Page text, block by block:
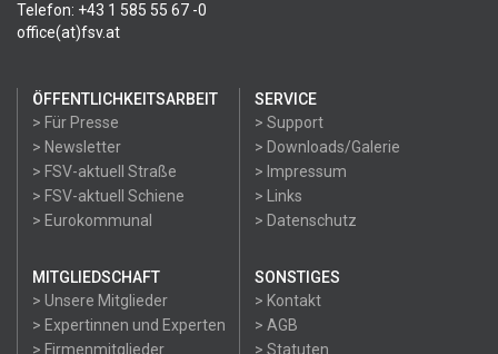
Telefon: +43 1 585 55 67 -0
office(at)fsv.at
ÖFFENTLICHKEITSARBEIT
> Für Presse
> Newsletter
> FSV-aktuell Straße
> FSV-aktuell Schiene
> Eurokommunal
SERVICE
> Support
> Downloads/Galerie
> Impressum
> Links
> Datenschutz
MITGLIEDSCHAFT
> Unsere Mitglieder
> Expertinnen und Experten
> Firmenmitglieder
SONSTIGES
> Kontakt
> AGB
> Statuten